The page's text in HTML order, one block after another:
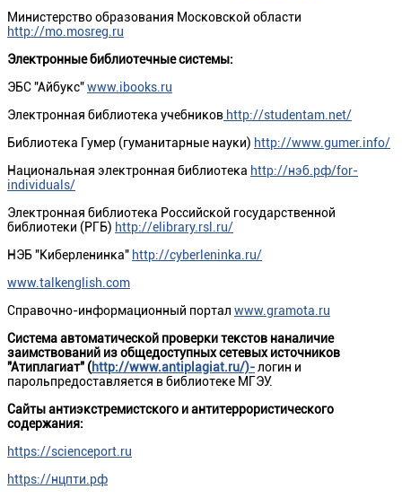
Министерство образования Московской области
http://mo.mosreg.ru
Электронные библиотечные системы:
ЭБС "Айбукс"www.ibooks.ru
Электронная библиотека учебников http://studentam.net/
Библиотека Гумер (гуманитарные науки) http://www.gumer.info/
Национальная электронная библиотека http://нэб.рф/for-
individuals/
Электронная библиотека Российской государственной
библиотеки (РГБ) http://elibrary.rsl.ru/
НЭБ "Киберленинка" http://cyberleninka.ru/
www.talkenglish.com
Справочно-информационный портал www.gramota.ru
Система автоматической проверки текстов наналичие
заимствований из общедоступных сетевых источников
"Атиплагиат" (http://www.antiplagiat.ru/)-логин и
парольпредоставляется в библиотеке МГЭУ.
Сайты антиэкстремистского и антитеррористического
содержания:
https://scienceport.ru
https://нцпти.рф